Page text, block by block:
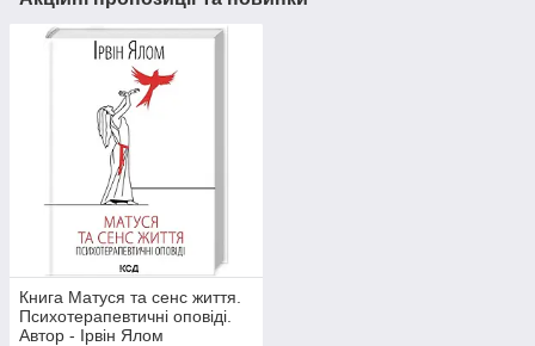
Книга Матуся та сенс життя.
Психотерапевтичні оповіді.
Автор - Ірвін Ялом